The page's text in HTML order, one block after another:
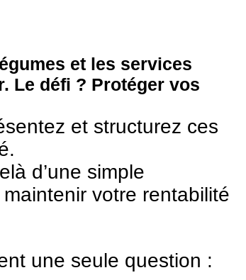
et les services
Le défi ? Protéger vos
et structurez ces
d’une simple
votre rentabilité
une seule question :